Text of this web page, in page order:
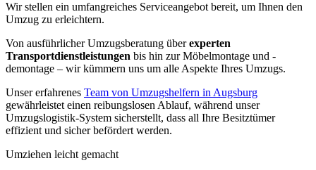
Wir stellen ein umfangreiches Serviceangebot bereit, um Ihnen den
Umzug zu erleichtern.
Von ausführlicher Umzugsberatung überexperten
Transportdienstleistungen bis hin zur Möbelmontage und -
demontage – wir kümmern uns um alle Aspekte Ihres Umzugs.
Unser erfahrenes Team von Umzugshelfern in Augsburg
gewährleistet einen reibungslosen Ablauf, während unser
Umzugslogistik-System sicherstellt, dass all Ihre Besitztümer
effizient und sicher befördert werden.
Umziehen leicht gemacht